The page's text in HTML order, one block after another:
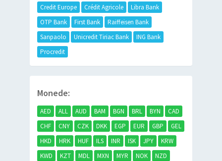
Credit Europe
Crédit Agricole
Libra Bank
OTP Bank
First Bank
Raiffeisen Bank
Sanpaolo
Unicredit Tiriac Bank
ING Bank
Procredit
Monede:
AED ALL AUD BAM BGN BRL BYN
CAD
CHF
CNY CZK DKK EGP EUR GBP
GEL
HKD
HRK HUF ILS INR ISK JPY
KRW
KWD
KZT MDL MXN MYR NOK
NZD